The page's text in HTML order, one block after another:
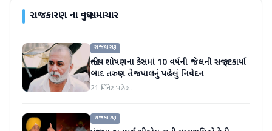
રાજકારણના વધુ સમાચાર
રાજકારણ
જાતીય શોષણના કેસમાં 10 વર્ષની જેલની સજા ફટકાર્યા
બાદ તરુણ તેજપાલનું પહેલું નિવેદન
21 મિનિટ પહેલા
રાજકારણ